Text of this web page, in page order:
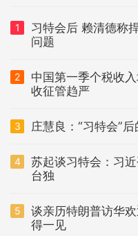
1
习特会后 赖清德称
问题
2
中国第一季个税收
收征管趋严
3 庄慧良：“习特会”
4
苏起谈习特会：习
台独
5
谈亲历特朗普访华
得一见